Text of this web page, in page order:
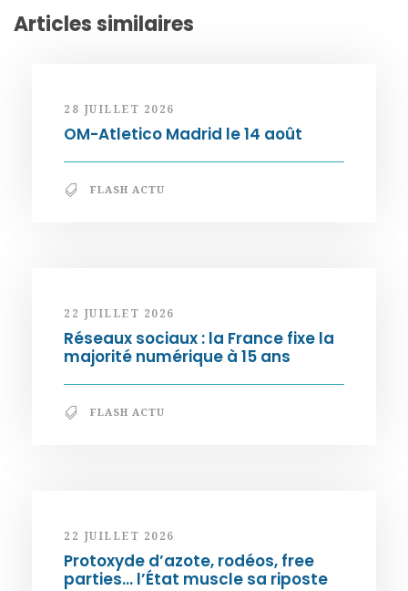
Articles similaires
28 JUILLET 2026
OM-Atletico Madrid le 14 août
FLASH ACTU
22 JUILLET 2026
Réseaux sociaux : la France fixe la
majorité numérique à 15 ans
FLASH ACTU
22 JUILLET 2026
Protoxyde d’azote, rodéos, free
parties… l’État muscle sa riposte